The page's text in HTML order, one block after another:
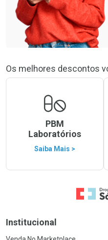
Os melhores descontos
PBM
Laboratórios
Saiba Mais >
Ir para a
Institucional